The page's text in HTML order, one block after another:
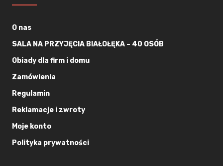
O nas
SALA NA PRZYJĘCIA BIAŁOŁĘKA – 40 OSÓB
Obiady dla firm i domu
Zamówienia
Regulamin
Reklamacje i zwroty
Moje konto
Polityka prywatności